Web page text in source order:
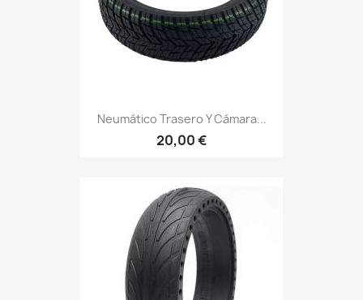
Neumático Trasero Y Cámara...
20,00 €